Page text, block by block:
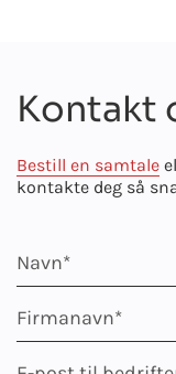
Kontakt
Bestill en samtale
kontakte deg så